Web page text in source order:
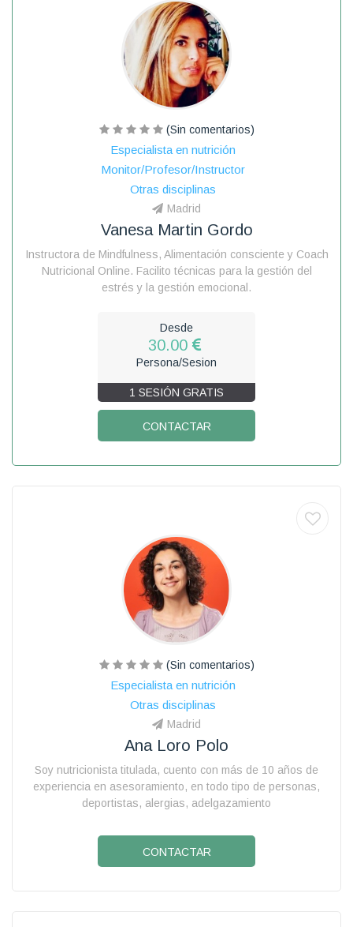
(Sin comentarios)
Especialista en nutrición
Monitor/Profesor/Instructor
Otras disciplinas
Madrid
Vanesa Martin Gordo
Instructora de Mindfulness, Alimentación consciente y Coach
Nutricional Online. Facilito técnicas para la gestión del
estrés y la gestión emocional.
Desde
30.00
Persona/Sesion
1 SESIÓN GRATIS
CONTACTAR
(Sin comentarios)
Especialista en nutrición
Otras disciplinas
Madrid
Ana Loro Polo
Soy nutricionista titulada, cuento con más de 10 años de
experiencia en asesoramiento, en todo tipo de personas,
deportistas, alergias, adelgazamiento
CONTACTAR